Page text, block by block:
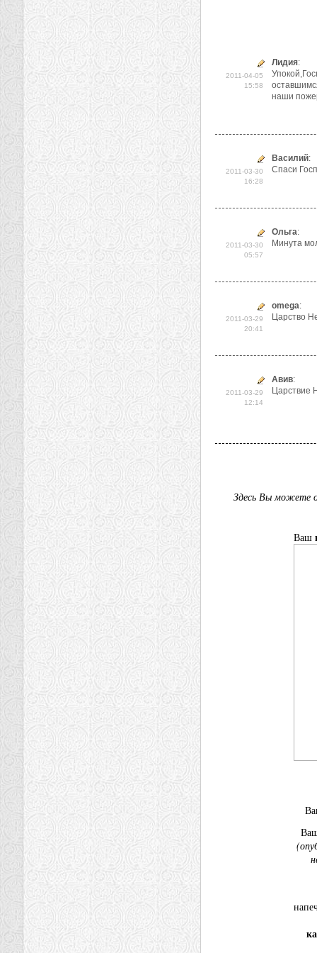
2011-04-05
15:58
Лидия:
наши
2011-03-30
16:28
Василий:
Спаси
2011-03-30
05:57
Ольга:
Минута
2011-03-29
20:41
omega:
Царство
2011-03-29
12:14
Авив:
Царствие
Здесь Вы можете
Ваш